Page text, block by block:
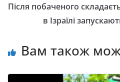
Після побаченого
в Ізраїлі
Вам також